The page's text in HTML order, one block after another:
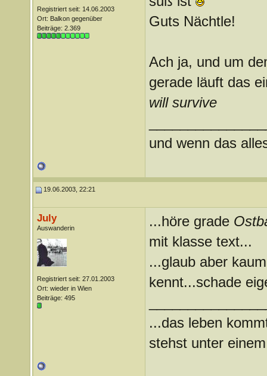
Registriert seit: 14.06.2003
Ort: Balkon gegenüber
Beiträge: 2.369
Guts Nächtle!
Ach ja, und um
gerade läuft das
will survive
und wenn das
19.06.2003, 22:21
July
Auswanderin
Registriert seit: 27.01.2003
Ort: wieder in Wien
Beiträge: 495
...höre grade
mit klasse text...
...glaub aber
kennt...schade
...das leben
stehst unter